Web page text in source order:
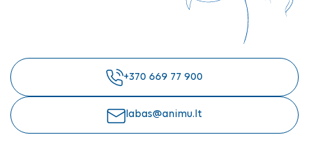
+370 669 77 900
labas@animu.lt